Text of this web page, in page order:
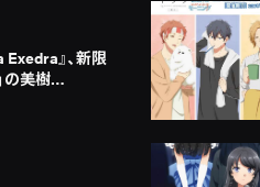
』、新限
の美樹…